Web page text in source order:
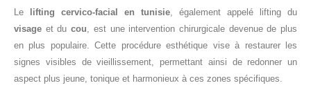
Le lifting cervico-facial en tunisie, également appelé lifting du
visage et ducou, est une intervention chirurgicale devenue de plus
en plus populaire. Cette procédure esthétique vise à restaurer les
signes visibles de vieillissement, permettant ainsi de redonner un
aspect plus jeune, tonique et harmonieux à ces zones spécifiques.